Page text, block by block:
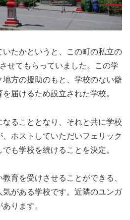
たかというと、この町の私立の
せてもらっていました。この学
方の援助のもと、学校のない僻
届けるため設立された学校。
ることとなり、それと共に学校
ホストしていただいフェリック
も学校を続けることを決定。
育を受けさせることができる、
がある学校です。近隣のユンガ
ります。